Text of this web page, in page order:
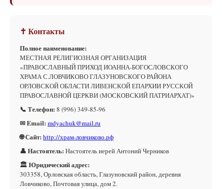
✝ Контакты
Полное наименование:
МЕСТНАЯ РЕЛИГИОЗНАЯ ОРГАНИЗАЦИЯ
«ПРАВОСЛАВНЫЙ ПРИХОД ИОАННА-БОГОСЛОВСКОГО
ХРАМА С.ЛОВЧИКОВО ГЛАЗУНОВСКОГО РАЙОНА
ОРЛОВСКОЙ ОБЛАСТИ ЛИВЕНСКОЙ ЕПАРХИИ РУССКОЙ
ПРАВОСЛАВНОЙ ЦЕРКВИ (МОСКОВСКИЙ ПАТРИАРХАТ)»
📞 Телефон: 8 (996) 349-85-96
✉ Email: mdyachuk@mail.ru
🌐 Сайт: http://храм-ловчиково.рф
👤 Настоятель: Настоятель иерей Антоний Черников
🏛 Юридический адрес:
303358, Орловская область, Глазуновский район, деревня
Ловчиково, Почтовая улица, дом 2.